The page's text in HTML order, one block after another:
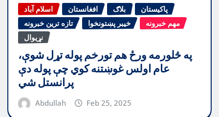
اسلام آباد افغانستان بلاګ
پاکیستان
تازه ترین خبرونه
خیبر پښتونخوا
مهم خبرونه
نړیوال
په څلورمه ورځ هم تورخم پوله تړل شوې،
عام اولس غوښتنه کوي چې پوله دې
پرانستل شي
Abdullah Feb 25, 2025